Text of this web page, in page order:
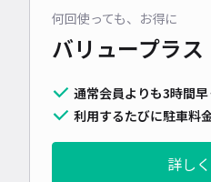
何回使っても、お得に
バリュープラス
通常会員よりも3時間
利用するたびに駐車料
詳し